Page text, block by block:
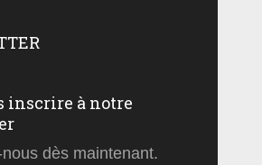
inscrire à notre
dès maintenant.